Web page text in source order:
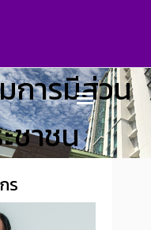
การมีส่วน
ชาชน
ร